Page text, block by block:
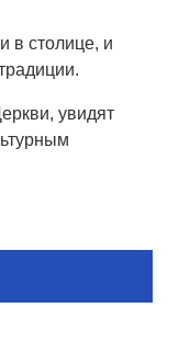
в столице, и
увидят